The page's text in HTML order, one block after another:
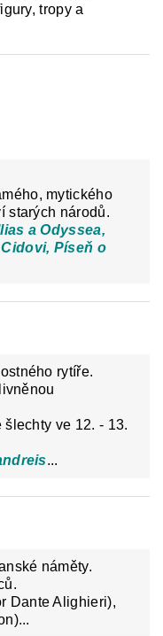
tropy a
mytického
starých národů.
a Odyssea,
Píseň o
rytíře.
ve 12. - 13.
...
náměty.
Dante Alighieri),